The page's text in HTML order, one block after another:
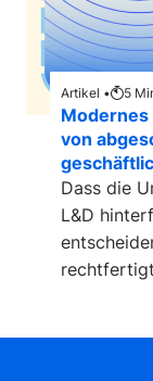
Artikel • 5
Modernes
von
Dass die
L&D